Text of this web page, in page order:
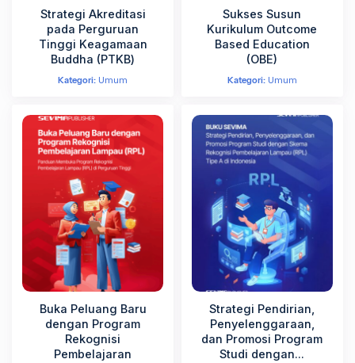
Strategi Akreditasi
pada Perguruan
Tinggi Keagamaan
Buddha (PTKВ)
Kategori: Umum
Sukses Susun
Kurikulum Outcome
Based Education
(OBE)
Kategori:Umum
Buka Peluang Baru
dengan Program
Rekognisi
Pembelajaran
Strategi Pendirian,
Penyelenggaraan,
dan Promosi Program
Studi dengan...